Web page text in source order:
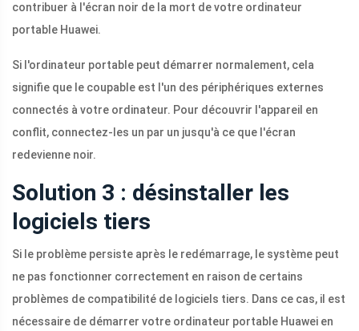
contribuer à l'écran noir de la mort de votre ordinateur
portable Huawei.
Si l'ordinateur portable peut démarrer normalement, cela
signifie que le coupable est l'un des périphériques externes
connectés à votre ordinateur. Pour découvrir l'appareil en
conflit, connectez-les un par un jusqu'à ce que l'écran
redevienne noir.
Solution 3 : désinstaller les
logiciels tiers
Si le problème persiste après le redémarrage, le système peut
ne pas fonctionner correctement en raison de certains
problèmes de compatibilité de logiciels tiers. Dans ce cas, il est
nécessaire de démarrer votre ordinateur portable Huawei en